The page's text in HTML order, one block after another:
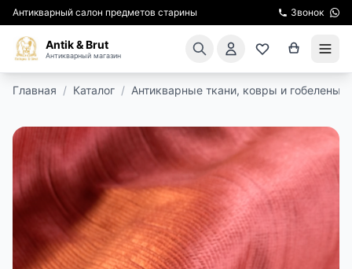
Антикварный салон предметов старины Звонок
Antik & Brut
Антикварный магазин
АРЕНДА МЕБЕЛИ
ПОДАРКИ
КИНОСЪЕМКА
ЭКСКУРСИИ
Главная / Каталог / Антикварные ткани, ковры и гобелены